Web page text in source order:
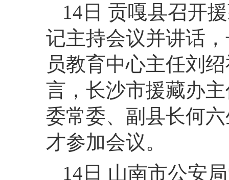
14日 贡嘎县召开
记主持会议并讲话
员教育中心主任刘
言，长沙市援藏办
委常委、副县长何
才参加会议。
14日 山南市公安